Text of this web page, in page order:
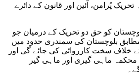
پُرامن، آئین اور قانون کے دائرے
کو حق دو تحریک کے درمیان جو
بلوچستان کی سمندری حدود میں
خلاف سخت کارروائی کی جائے گی اور
ماہی گیری اور ماہی گیر